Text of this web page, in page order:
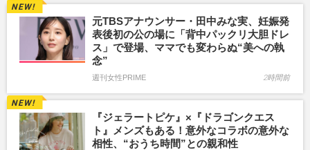
元TBSアナウンサー・田中みな実、妊娠発
表後初の公の場に「背中パックリ大胆ドレ
ス」で登場、ママでも変わらぬ“美への執
念”
週刊女性PRIME 2時間前
『ジェラートピケ』×『ドラゴンクエス
ト』メンズもある！意外なコラボの意外な
相性、“おうち時間”との親和性